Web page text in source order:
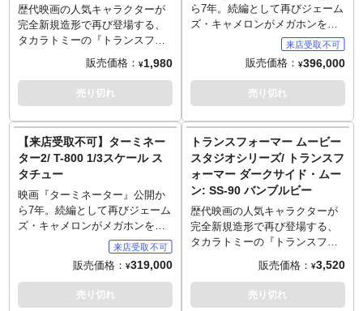
イメージに合わせた成型色や塗
装仕様に変更したスペシャル仕
様です。
歴代映画の人気キャラクターが
完全新規造形で再び登場する、
タカラトミーの『トランスフォ
ーマー』スタジオシリーズ！ハ
リウッドムービー第三作『トラ
ンスフォーマー/ダークサイド･
ムーン』に登場するレーザービ
模したホームロボットに擬態し
た姿を再現。ビークルモードで
はシボレーカマロに変形する。
サウンドウェーブが使役するレ
ーザービークは、その高度なス
キャニング能力で身近な物に擬
態し服従する人間をコントロー
ルし、アサシンとして恐怖で人
類を支配する。
販売価格： ¥1,980
売り切れ
ら7年。続編として再びジェーム
ズ・キャメロンがメガホンを持
った不朽の名作『ターミネータ
ー2』からサラ・コナー、T-1000
に続きアーノルド・シュワルツ
ェネッガー演じるT-800がダーク
サイドコレクティブルスタジオ
ました。バイカーから奪い取っ
た上下のレザーはその質感まで
感じる事が出来るハイスペック
に再現され、表情もアーノル
ド・シュワルツェネッガーの雰
囲気をしっかりと漂わせます。
サングラスは着脱式でベースに
はショットガンを隠していたバ
す。こちらはアルティメイトエ
ディションとして、グレネード
ランチャーとベルト、ミニガン
販売価格： ¥396,000
売り切れ
【来店受取不可】ターミネー
ター2/ T-800 1/3スケール ス
タチュー
映画『ターミネーター』公開か
ら7年。続編として再びジェーム
ズ・キャメロンがメガホンを持
った不朽の名作『ターミネータ
ー2』からサラ・コナー、T-1000
に続きアーノルド・シュワルツ
ェネッガー演じるT-800がダーク
サイドコレクティブルスタジオ
販売価格： ¥319,000
売り切れ
トランスフォーマー ムービー
スタジオシリーズ/ トランスフ
ォーマー ダークサイド・ムー
ン: SS-90 バンブルビー
歴代映画の人気キャラクターが
完全新規造形で再び登場する、
タカラトミーの『トランスフォ
ーマー』スタジオシリーズ！
映画3作目『トランスフォーマ
ー/ダークサイド・ムーン』に登
場したバンブルビーがラインナ
販売価格： ¥3,520
売り切れ